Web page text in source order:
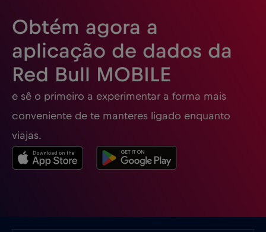
Obtém agora a
aplicação de dados da
Red Bull MOBILE
e sê o primeiro a experimentar a forma mais
conveniente de te manteres ligado enquanto
viajas.